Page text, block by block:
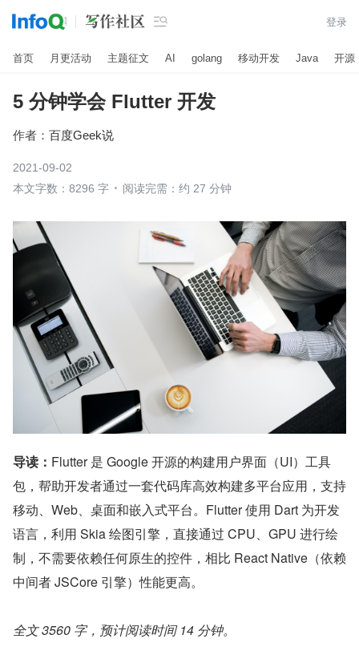
 登录
首页 月更活动 主题征文 AI golang 移动开发 Java 开源
5 分钟学会 Flutter 开发
作者： 百度Geek说
2021-09-02
本文字数：8296 字
阅读完需：约 27 分钟
导读： Flutter 是 Google 开源的构建用户界面（UI）工具
包，帮助开发者通过一套代码库高效构建多平台应用，支持
移动、Web、桌面和嵌入式平台。Flutter 使用 Dart 为开发
语言，利用 Skia 绘图引擎，直接通过 CPU、GPU 进行绘
制，不需要依赖任何原生的控件，相比 React Native（依赖
中间者 JSCore 引擎）性能更高。
全文 3560 字，预计阅读时间 14 分钟。